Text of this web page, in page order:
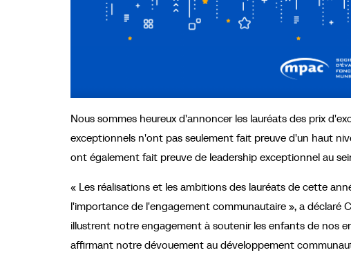
Nous sommes heureux d'annoncer les lauréats des prix
exceptionnels n'ont pas seulement fait preuve d'un haut
ont également fait preuve de leadership exceptionnel au
« Les réalisations et les ambitions des lauréats de cette
l'importance de l'engagement communautaire », a déclaré
illustrent notre engagement à soutenir les enfants de nos
affirmant notre dévouement au développement